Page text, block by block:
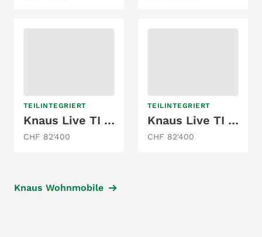
TEILINTEGRIERT
Knaus Live TI 590 MF Platinum Selection
CHF 82'400
TEILINTEGRIERT
Knaus Live TI 650 MEG Platinum Selection
CHF 82'400
Knaus Wohnmobile